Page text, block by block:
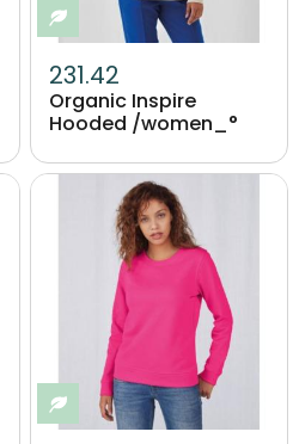
Eco-responsable
231.42
Organic Inspire
Hooded /women_°
Image
Eco-responsable